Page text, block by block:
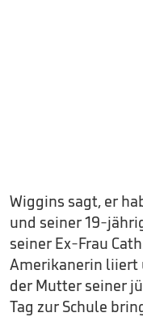
Wiggins sagt, er
und seiner 19-
seiner Ex-Frau
Amerikanerin liiert
der Mutter seiner
Tag zur Schule